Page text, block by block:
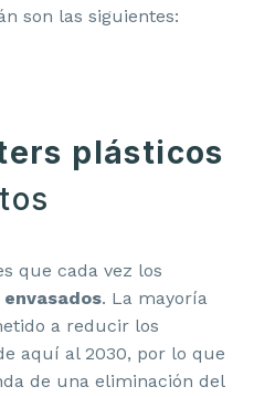
son las siguientes:
plásticos
que cada vez los
. La mayoría
a reducir los
aquí al 2030, por lo que
de una eliminación del